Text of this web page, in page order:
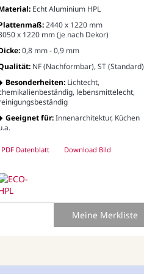
Echt Aluminium HPL
2440 x 1220 mm
x 1220 mm (je nach Dekor)
0,8 mm - 0,9 mm
NF (Nachformbar), ST (Standard)
Besonderheiten: Lichtecht,
lebensmittelecht,
Geeignet für:Innenarchitektur, Küchen
PDF Datenblatt Download Bild
Meine Merkliste